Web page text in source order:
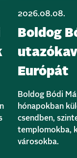
2026.08.08.
Boldog
Európát
Boldog Bódi
hónapokban
csendben,
templomokba,
városokba.